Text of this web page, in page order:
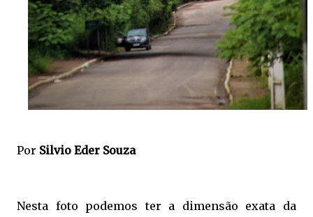
Por Silvio Eder Souza
Nesta foto podemos ter a dimensão exata da